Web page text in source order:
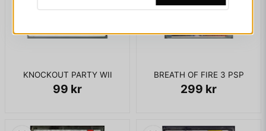
KNOCKOUT PARTY WII
99 kr
BREATH OF FIRE 3 PSP
299 kr